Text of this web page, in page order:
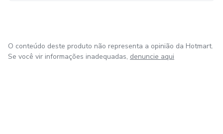
O conteúdo deste produto não representa a opinião da Hotmart.
Se você vir informações inadequadas, denuncie aqui